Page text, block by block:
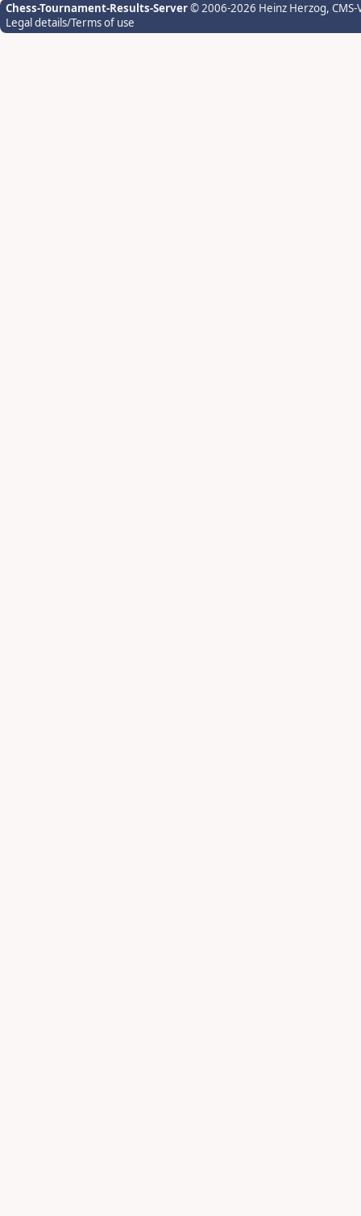
Chess-Tournament-Results-Server© 2006-2026 Heinz Herzog,
Legal details/Terms of use